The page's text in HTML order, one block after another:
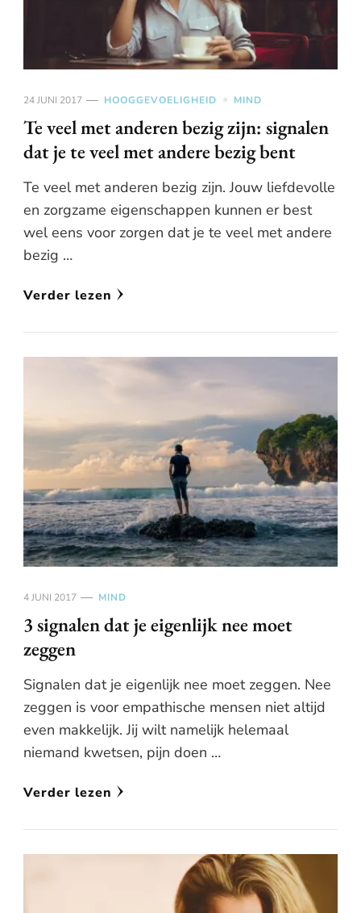
24 JUNI 2017 HOOGGEVOELIGHEID MIND
Te veel met anderen bezig zijn: signalen
dat je te veel met andere bezig bent
Te veel met anderen bezig zijn. Jouw liefdevolle
en zorgzame eigenschappen kunnen er best
wel eens voor zorgen dat je te veel met andere
bezig …
Verder lezen
4 JUNI 2017 MIND
3 signalen dat je eigenlijk nee moet
zeggen
Signalen dat je eigenlijk nee moet zeggen. Nee
zeggen is voor empathische mensen niet altijd
even makkelijk. Jij wilt namelijk helemaal
niemand kwetsen, pijn doen …
Verder lezen